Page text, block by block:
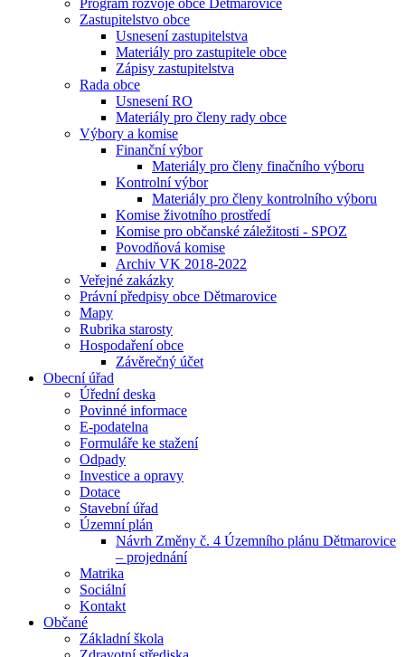
Program rozvoje obce Dětmarovice
Zastupitelstvo obce
Usnesení zastupitelstva
Materiály pro zastupitele obce
Zápisy zastupitelstva
Rada obce
Usnesení RO
Materiály pro členy rady obce
Výbory a komise
Finanční výbor
Materiály pro členy finačního výboru
Kontrolní výbor
Materiály pro členy kontrolního výboru
Komise životního prostředí
Komise pro občanské záležitosti - SPOZ
Povodňová komise
Archiv VK 2018-2022
Veřejné zakázky
Právní předpisy obce Dětmarovice
Mapy
Rubrika starosty
Hospodaření obce
Závěrečný účet
Obecní úřad
Úřední deska
Povinné informace
E-podatelna
Formuláře ke stažení
Odpady
Investice a opravy
Dotace
Stavební úřad
Územní plán
Návrh Změny č. 4 Územního plánu Dětmarovice
– projednání
Matrika
Sociální
Kontakt
Občané
Základní škola